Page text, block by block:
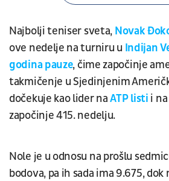
Najbolji teniser sveta, Novak
ove nedelje na turniru u Indijan
godina pauze, čime započinje
takmičenje u Sjedinjenim
dočekuje kao lider naATP listi i
započinje 415. nedelju.
Nole je u odnosu na prošlu
bodova, pa ih sada ima 9.675,